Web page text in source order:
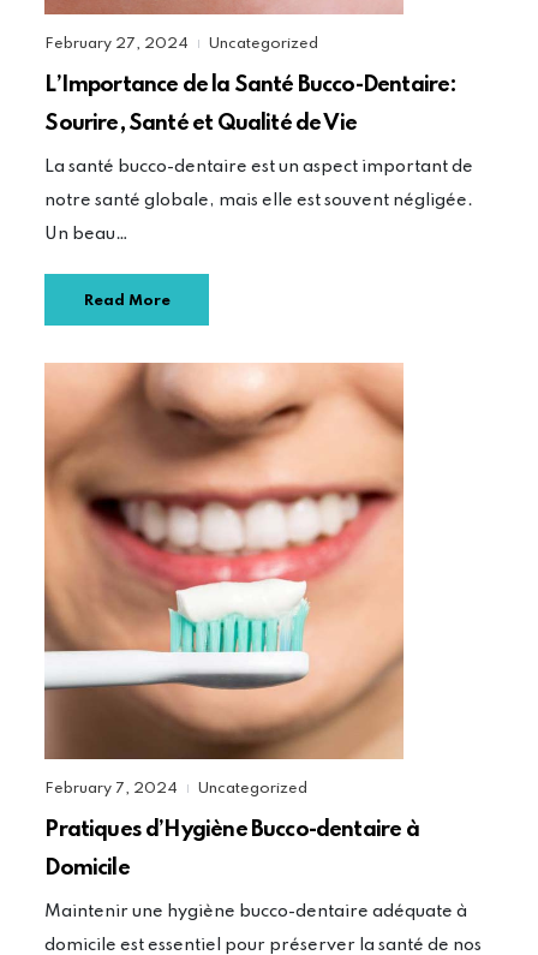
February 27, 2024 Uncategorized
L’Importance de la Santé Bucco-Dentaire:
Sourire, Santé et Qualité de Vie
La santé bucco-dentaire est un aspect important de
notre santé globale, mais elle est souvent négligée.
Un beau…
Read More
February 7, 2024 Uncategorized
Pratiques d’Hygiène Bucco-dentaire à
Domicile
Maintenir une hygiène bucco-dentaire adéquate à
domicile est essentiel pour préserver la santé de nos